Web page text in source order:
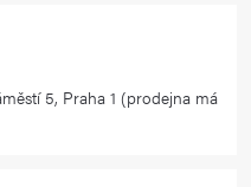
5, Praha 1 (prodejna má